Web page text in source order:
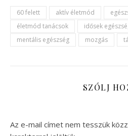
60 felett aktív életmód
életmód tanácsok
idősek
mentális egészség
mozgás
SZÓLJ
Az e-mail címet nem tesszük